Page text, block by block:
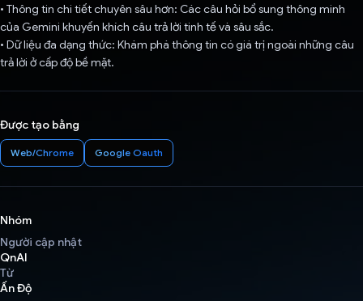
• Thông tin chi tiết chuyên sâu hơn: Các câu hỏi bổ sung thông minh
của Gemini khuyến khích câu trả lời tinh tế và sâu sắc.
• Dữ liệu đa dạng thức: Khám phá thông tin có giá trị ngoài những câu
trả lời ở cấp độ bề mặt.
Được tạo bằng
Web/Chrome Google Oauth
Nhóm
Người cập nhật
QnAI
Từ
Ấn Độ